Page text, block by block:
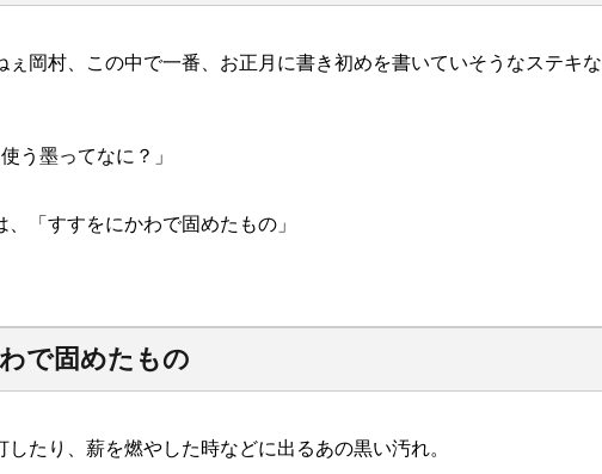
ぇ岡村、この中で一番、お正月に書き初めを書いていそうなステキな
う墨ってなに？」
「すすをにかわで固めたもの」
で固めたもの
たり、薪を燃やした時などに出るあの黒い汚れ。